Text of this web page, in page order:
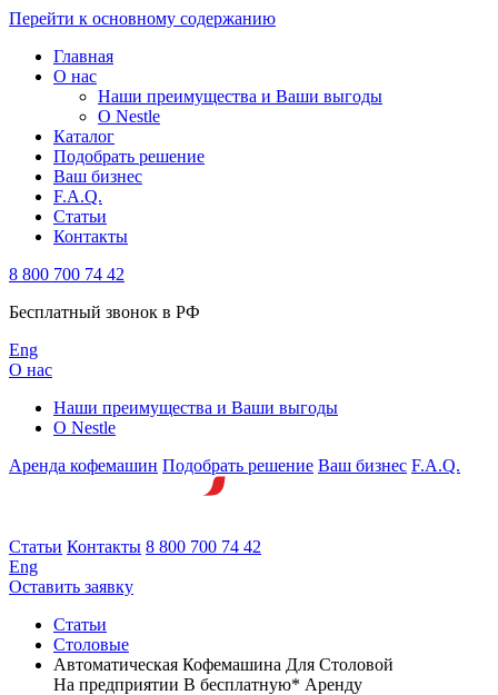
Перейти к основному содержанию
Главная
О нас
Наши преимущества и Ваши выгоды
О Nestle
Каталог
Подобрать решение
Ваш бизнес
F.A.Q.
Статьи
Контакты
8 800 700 74 42
Бесплатный звонок в РФ
Eng
О нас
Наши преимущества и Ваши выгоды
О Nestle
Аренда кофемашин Подобрать решение Ваш бизнес F.A.Q.
Статьи Контакты 8 800 700 74 42
Eng
Оставить заявку
Статьи
Столовые
Автоматическая Кофемашина Для Столовой
На предприятии В бесплатную* Аренду